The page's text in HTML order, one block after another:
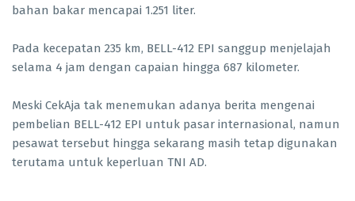
bahan bakar mencapai 1.251 liter.
Pada kecepatan 235 km, BELL-412 EPI sanggup menjelajah
selama 4 jam dengan capaian hingga 687 kilometer.
Meski CekAja tak menemukan adanya berita mengenai
pembelian BELL-412 EPI untuk pasar internasional, namun
pesawat tersebut hingga sekarang masih tetap digunakan
terutama untuk keperluan TNI AD.